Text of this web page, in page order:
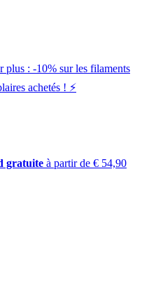
plus : -10% sur les filaments
achetés ! ⚡️
gratuite à partir de € 54,90